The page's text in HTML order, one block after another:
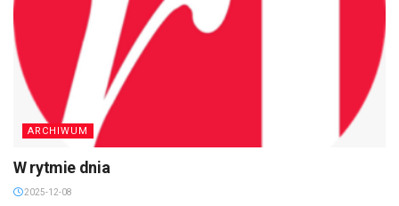
ARCHIWUM
W rytmie dnia
2025-12-08